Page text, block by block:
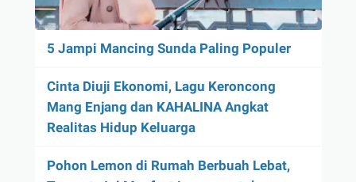
5 Jampi Mancing Sunda Paling Populer
Cinta Diuji Ekonomi, Lagu Keroncong
Mang Enjang dan KAHALINA Angkat
Realitas Hidup Keluarga
Pohon Lemon di Rumah Berbuah Lebat,